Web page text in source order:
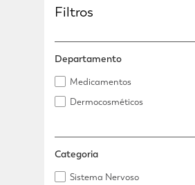
Adicional
Filtros
Departamento
Medicamentos
Dermocosméticos
Categoria
Sistema Nervoso